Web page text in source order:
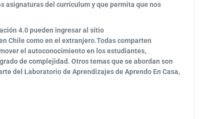
asignaturas del currículum y que permita que nos
4.0 pueden ingresar al sitio
Chile como en el extranjero.Todas comparten
el autoconocimiento en los estudiantes,
de complejidad. Otros temas que se abordan son
del Laboratorio de Aprendizajes de Aprendo En Casa,